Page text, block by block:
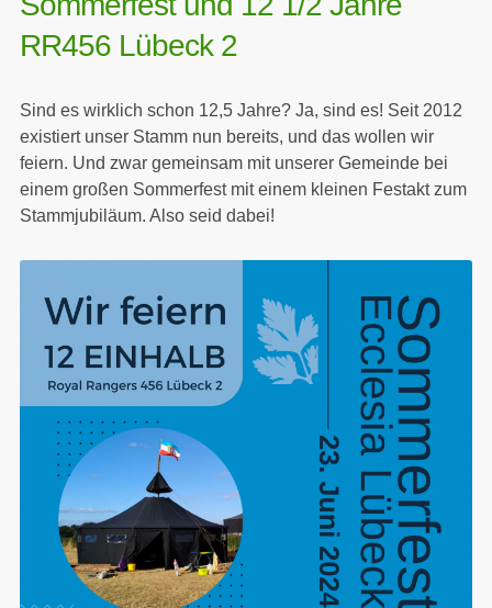
RR456 Lübeck 2
Sind es wirklich schon 12,5 Jahre? Ja, sind es! Seit 2012
existiert unser Stamm nun bereits, und das wollen wir
feiern. Und zwar gemeinsam mit unserer Gemeinde bei
einem großen Sommerfest mit einem kleinen Festakt zum
Stammjubiläum. Also seid dabei!